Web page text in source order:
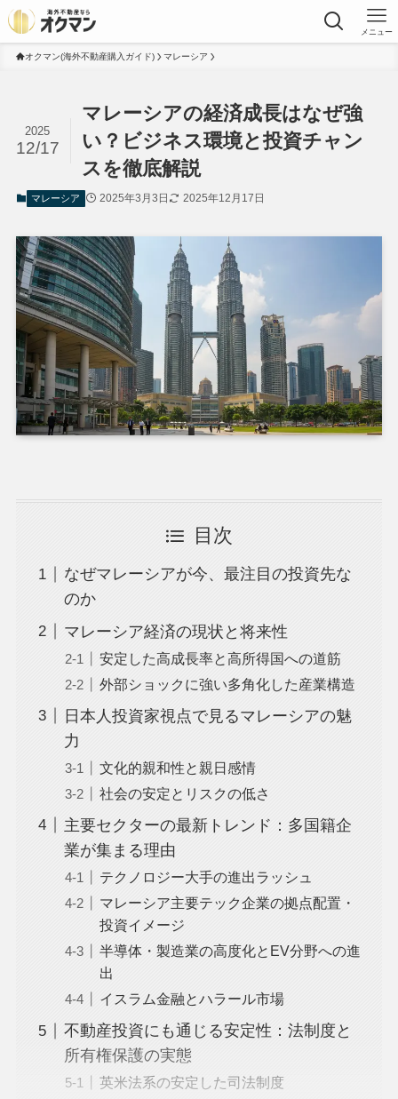
メニュー
オクマン(海外不動産購入ガイド) マレーシア
マレーシアの経済成長はなぜ強
い？ビジネス環境と投資チャン
スを徹底解説
2025
12/17
マレーシア 2025年3月3日 2025年12月17日
目次
なぜマレーシアが今、最注目の投資先な
のか
マレーシア経済の現状と将来性
安定した高成長率と高所得国への道筋
外部ショックに強い多角化した産業構造
日本人投資家視点で見るマレーシアの魅
力
文化的親和性と親日感情
社会の安定とリスクの低さ
主要セクターの最新トレンド：多国籍企
業が集まる理由
テクノロジー大手の進出ラッシュ
マレーシア主要テック企業の拠点配置・
投資イメージ
半導体・製造業の高度化とEV分野への進
出
イスラム金融とハラール市場
不動産投資にも通じる安定性：法制度と
所有権保護の実態
英米法系の安定した司法制度